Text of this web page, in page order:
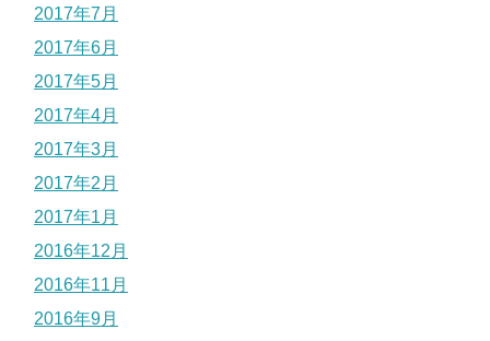
2017年7月
2017年6月
2017年5月
2017年4月
2017年3月
2017年2月
2017年1月
2016年12月
2016年11月
2016年9月